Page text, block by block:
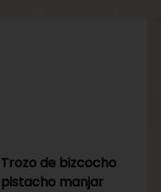
Trozo de bizcocho
pistacho manjar